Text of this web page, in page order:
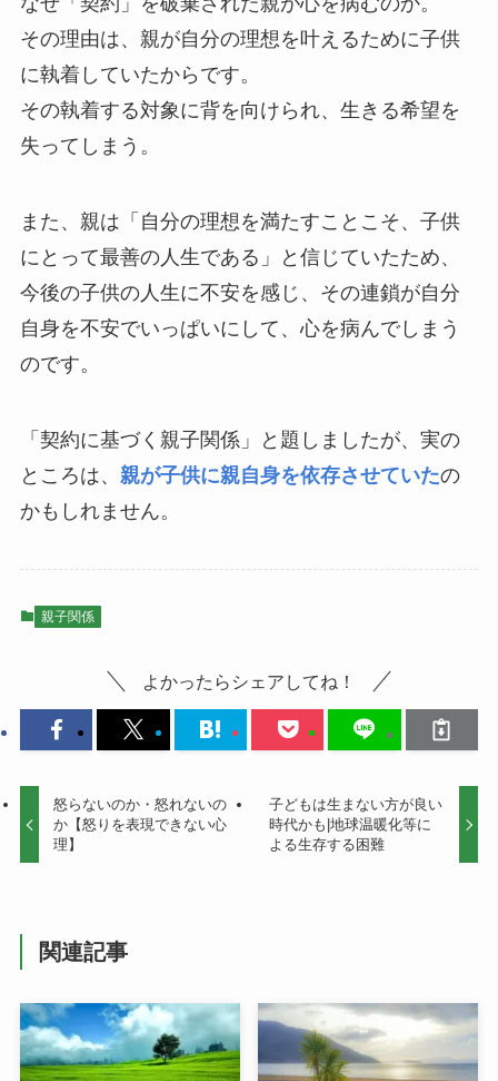
その理由は、親が自分の理想を叶えるために子供
に執着していたからです。
その執着する対象に背を向けられ、生きる希望を
失ってしまう。
また、親は「自分の理想を満たすことこそ、子供
にとって最善の人生である」と信じていたため、
今後の子供の人生に不安を感じ、その連鎖が自分
自身を不安でいっぱいにして、心を病んでしまう
のです。
「契約に基づく親子関係」と題しましたが、実の
ところは、 親が子供に親自身を依存させていたの
かもしれません。
親子関係
よかったらシェアしてね！
怒らないのか・怒れないの
か【怒りを表現できない心
理】
子どもは生まない方が良い
時代かも|地球温暖化等に
よる生存する困難
関連記事